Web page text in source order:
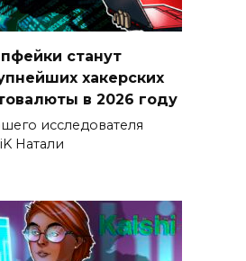
станут
хакерских
в 2026 году
исследователя
Натали